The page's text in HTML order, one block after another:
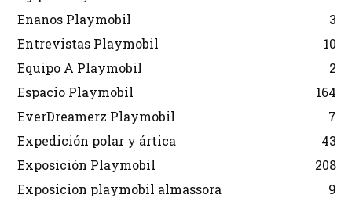
Enanos Playmobil
3
Entrevistas Playmobil
10
Equipo A Playmobil
2
Espacio Playmobil
164
EverDreamerz Playmobil
7
Expedición polar y ártica
43
Exposición Playmobil
208
Exposicion playmobil almassora
9